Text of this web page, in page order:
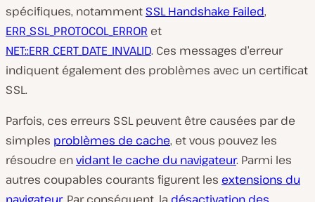
spécifiques, notamment SSL Handshake Failed,
ERR_SSL_PROTOCOL_ERROR et
NET::ERR_CERT_DATE_INVALID. Ces messages d’erreur
indiquent également des problèmes avec un certificat
SSL.
Parfois, ces erreurs SSL peuvent être causées par de
simples problèmes de cache, et vous pouvez les
résoudre envidant le cache du navigateur. Parmi les
autres coupables courants figurent les extensions du
navigateur. Par conséquent, la désactivation des